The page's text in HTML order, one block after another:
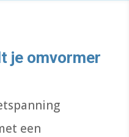
je omvormer
een